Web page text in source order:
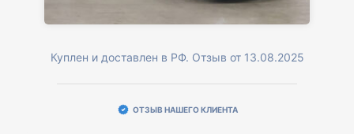
Куплен и доставлен в РФ. Отзыв от 13.08.2025
ОТЗЫВ НАШЕГО КЛИЕНТА